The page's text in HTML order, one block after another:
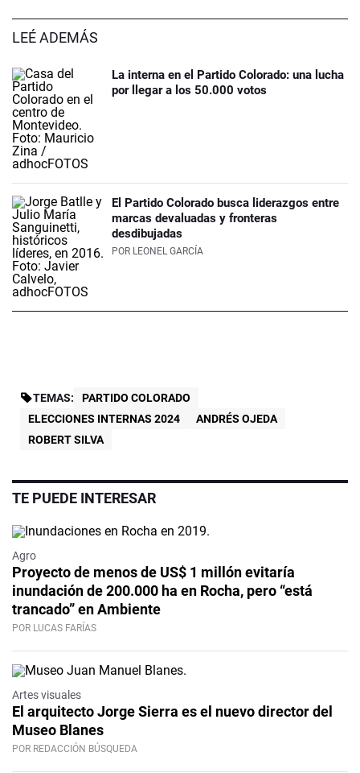
LEÉ ADEMÁS
La interna en el Partido Colorado: una lucha
por llegar a los 50.000 votos
El Partido Colorado busca liderazgos entre
marcas devaluadas y fronteras
desdibujadas
POR LEONEL GARCÍA
TEMAS:
PARTIDO COLORADO
ELECCIONES INTERNAS 2024
ANDRÉS OJEDA
ROBERT SILVA
TE PUEDE INTERESAR
Agro
Proyecto de menos de US$ 1 millón evitaría
inundación de 200.000 ha en Rocha, pero “está
trancado” en Ambiente
POR LUCAS FARÍAS
Artes visuales
El arquitecto Jorge Sierra es el nuevo director del
Museo Blanes
POR REDACCIÓN BÚSQUEDA